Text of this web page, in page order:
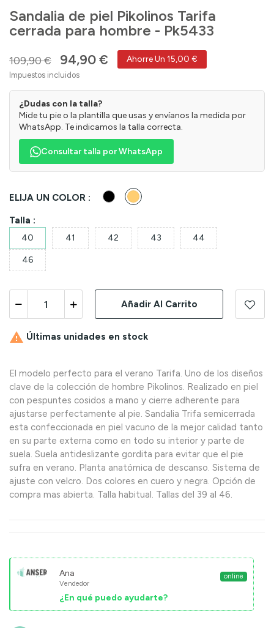
Sandalia de piel Pikolinos Tarifa
cerrada para hombre - Pk5433
109,90 € 94,90 € Ahorre Un 15,00 €
Impuestos incluidos
¿Dudas con la talla?
Mide tu pie o la plantilla que usas y envíanos la medida por
WhatsApp. Te indicamos la talla correcta.
Consultar talla por WhatsApp
ELIJA UN COLOR : NegroCuero
Talla :
40 41 42 43 44
46
Añadir Al Carrito
 Últimas unidades en stock
El modelo perfecto para el verano Tarifa. Uno de los diseños
clave de la colección de hombre Pikolinos. Realizado en piel
con pespuntes cosidos a mano y cierre adherente para
ajustarse perfectamente al pie. Sandalia Trifa semicerrada
esta confeccionada en piel vacuno de la mejor calidad tanto
en su parte externa como en todo su interior y parte de
suela. Suela antideslizante gordita para evitar que el pie
sufra en verano. Planta anatómica de descanso. Sistema de
ajuste con velcro. Dos colores en cuero y negra. Opción de
compra mas abierta. Talla habitual. Tallas del 39 al 46.
Ana
Vendedor
¿En qué puedo ayudarte?
online